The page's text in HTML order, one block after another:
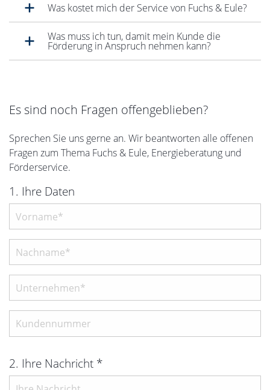
Was kostet mich der Service von Fuchs & Eule?
Was muss ich tun, damit mein Kunde die
Förderung in Anspruch nehmen kann?
Es sind noch Fragen offengeblieben?
Sprechen Sie uns gerne an. Wir beantworten alle offenen
Fragen zum Thema Fuchs & Eule, Energieberatung und
Förderservice.
1. Ihre Daten
2. Ihre Nachricht *